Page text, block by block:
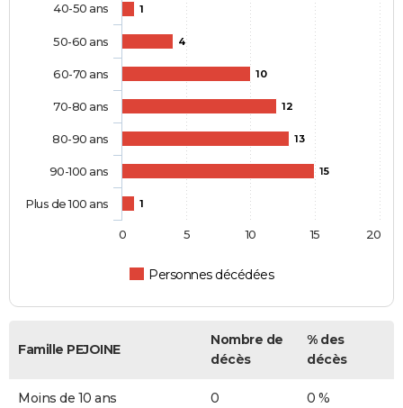
1
4
10
12
13
15
1
Personnes décédées
40-50 ans
50-60 ans
60-70 ans
70-80 ans
80-90 ans
90-100 ans
Plus de 100 ans
0 5 10 15 20
Famille PEJOINE
Nombre de
décès
% des
décès
Moins de 10 ans 0 0 %